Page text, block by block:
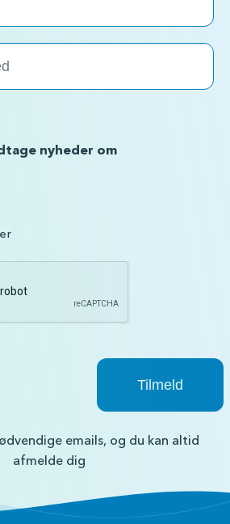
nyheder om
emails, og du kan altid
afmelde dig